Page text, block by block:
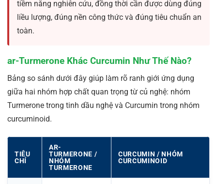
tiềm năng nghiên cứu, đồng thời cần được dùng đúng
liều lượng, đúng nền công thức và đúng tiêu chuẩn an
toàn.
ar-Turmerone Khác Curcumin Như Thế Nào?
Bảng so sánh dưới đây giúp làm rõ ranh giới ứng dụng
giữa hai nhóm hợp chất quan trọng từ củ nghệ: nhóm
Turmerone trong tinh dầu nghệ và Curcumin trong nhóm
curcuminoid.
TIÊU
CHÍ
AR-
TURMERONE /
NHÓM
TURMERONE
CURCUMIN / NHÓM
CURCUMINOID